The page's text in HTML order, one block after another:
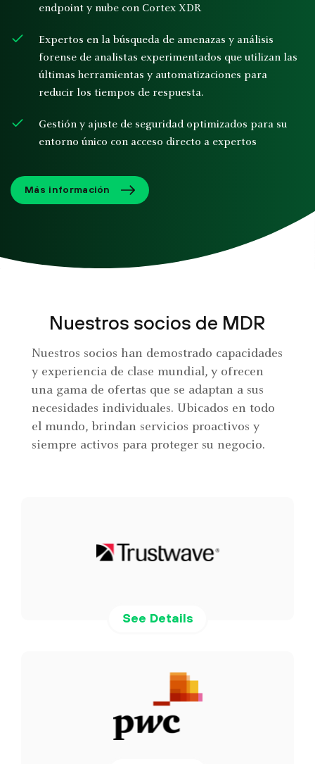
endpoint y nube con Cortex XDR
Expertos en la búsqueda de amenazas y análisis
forense de analistas experimentados que utilizan las
últimas herramientas y automatizaciones para
reducir los tiempos de respuesta.
Gestión y ajuste de seguridad optimizados para su
entorno único con acceso directo a expertos
Más información
Nuestros socios de MDR
Nuestros socios han demostrado capacidades
y experiencia de clase mundial, y ofrecen
una gama de ofertas que se adaptan a sus
necesidades individuales. Ubicados en todo
el mundo, brindan servicios proactivos y
siempre activos para proteger su negocio.
See Details